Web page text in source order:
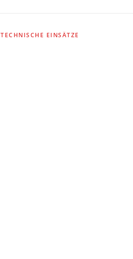
TECHNISCHE EINSÄTZE